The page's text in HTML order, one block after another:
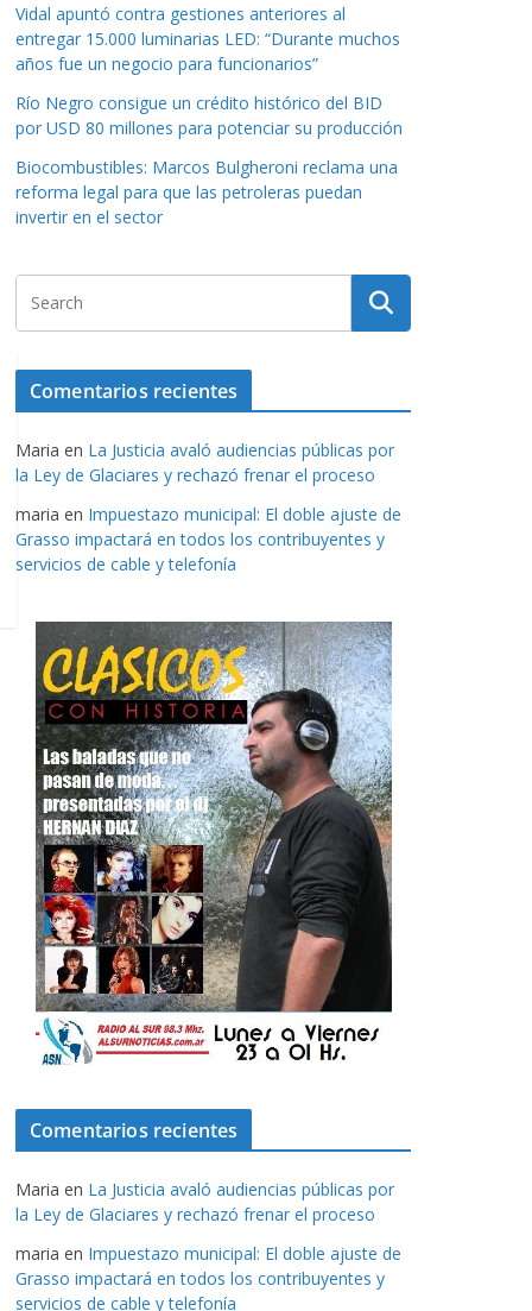
Vidal apuntó contra gestiones anteriores al
entregar 15.000 luminarias LED: “Durante muchos
años fue un negocio para funcionarios”
Río Negro consigue un crédito histórico del BID
por USD 80 millones para potenciar su producción
Biocombustibles: Marcos Bulgheroni reclama una
reforma legal para que las petroleras puedan
invertir en el sector
Comentarios recientes
Maria en La Justicia avaló audiencias públicas por
la Ley de Glaciares y rechazó frenar el proceso
maria en Impuestazo municipal: El doble ajuste de
Grasso impactará en todos los contribuyentes y
servicios de cable y telefonía
Comentarios recientes
Maria en La Justicia avaló audiencias públicas por
la Ley de Glaciares y rechazó frenar el proceso
maria en Impuestazo municipal: El doble ajuste de
Grasso impactará en todos los contribuyentes y
servicios de cable y telefonía